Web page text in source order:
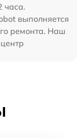
часа.
выполняется
ремонта. Наш